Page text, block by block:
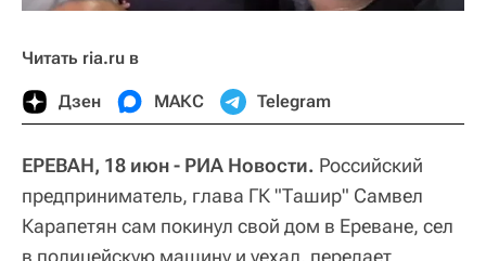
Читать ria.ru в
Дзен МАКС Telegram
ЕРЕВАН, 18 июн - РИА Новости. Российский
предприниматель, глава ГК "Ташир" Самвел
Карапетян сам покинул свой дом в Ереване, сел
в полицейскую машину и уехал, передает